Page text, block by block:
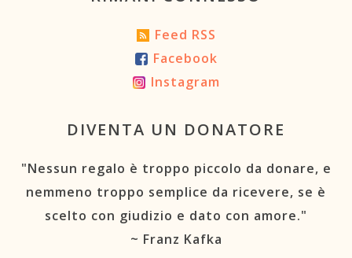
Feed RSS
Facebook
Instagram
DIVENTA UN DONATORE
"Nessun regalo è troppo piccolo da donare, e
nemmeno troppo semplice da ricevere, se è
scelto con giudizio e dato con amore."
~ Franz Kafka